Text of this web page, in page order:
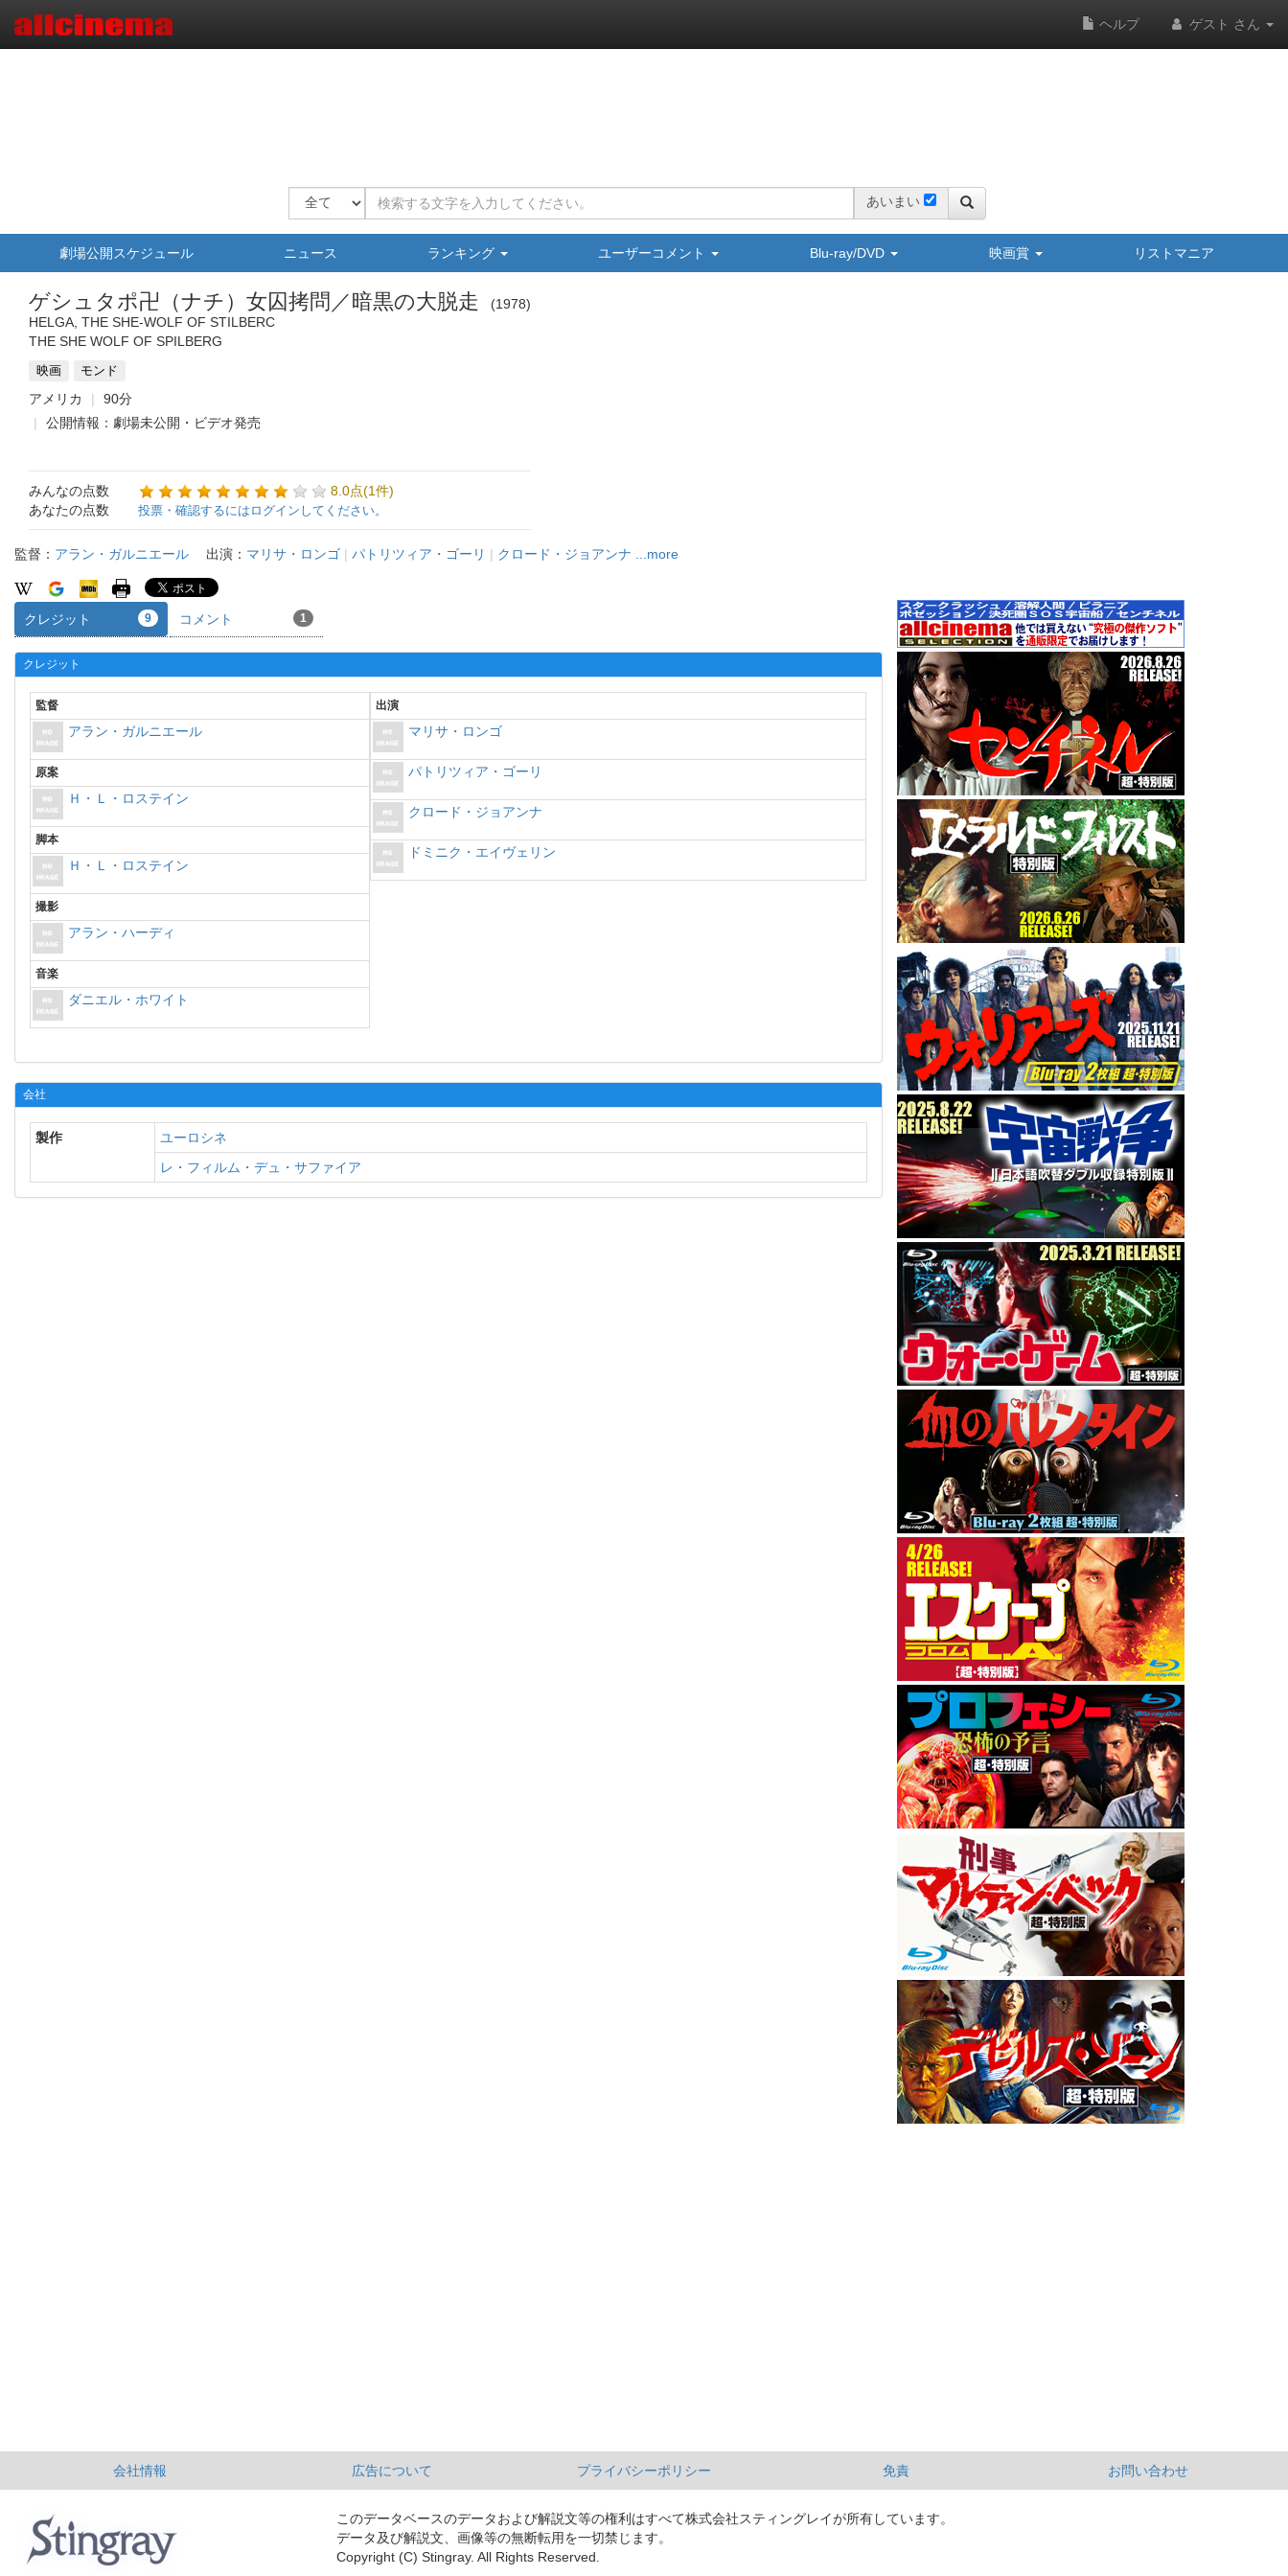
ヘルプ ゲスト さん
あいまい
劇場公開スケジュール ニュース ランキング ユーザーコメント Blu-ray/DVD 映画賞 リストマニア
ゲシュタポ卍（ナチ）女囚拷問／暗黒の大脱走
1978
HELGA, THE SHE-WOLF OF STILBERC
THE SHE WOLF OF SPILBERG
映画 モンド
アメリカ
90分
公開情報：劇場未公開・ビデオ発売
みんなの点数
8.0点(1件)
あなたの点数
投票・確認するにはログインしてください。
監督： アラン・ガルニエール 出演： マリサ・ロンゴ | パトリツィア・ゴーリ | クロード・ジョアンナ ...more
クレジット 9 コメント 1
クレジット
監督
アラン・ガルニエール
原案
Ｈ・Ｌ・ロステイン
脚本
Ｈ・Ｌ・ロステイン
撮影
アラン・ハーディ
音楽
ダニエル・ホワイト
出演
マリサ・ロンゴ
パトリツィア・ゴーリ
クロード・ジョアンナ
ドミニク・エイヴェリン
会社
製作
ユーロシネ
レ・フィルム・デュ・サファイア
会社情報 広告について プライバシーポリシー 免責 お問い合わせ
このデータベースのデータおよび解説文等の権利はすべて株式会社スティングレイが所有しています。
データ及び解説文、画像等の無断転用を一切禁じます。
Copyright (C) Stingray. All Rights Reserved.